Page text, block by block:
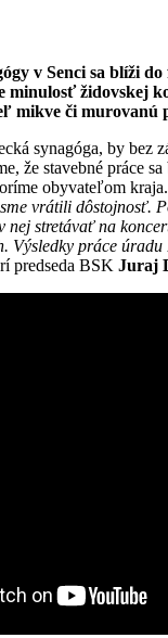
v Senci sa blíži
minulosť židovskej
mikve či murovanú
synagóga, by bez
že stavebné práce
obyvateľom
vrátili dôstojnosť.
nej stretávať na
Výsledky práce
predseda BSK Juraj